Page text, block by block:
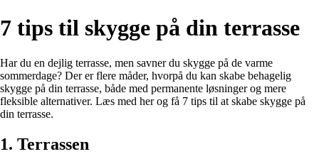
7 tips til skygge på din terrasse
Har du en dejlig terrasse, men savner du skygge på de varme
sommerdage? Der er flere måder, hvorpå du kan skabe behagelig
skygge på din terrasse, både med permanente løsninger og mere
fleksible alternativer. Læs med her og få 7 tips til at skabe skygge på
din terrasse.
1. Terrassen